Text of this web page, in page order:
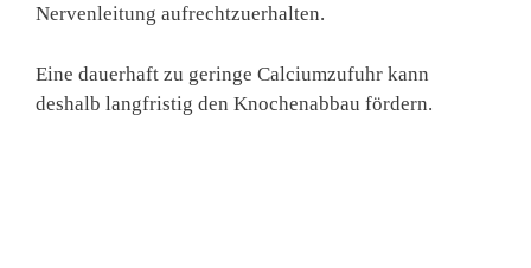
Nervenleitung aufrechtzuerhalten.
Eine dauerhaft zu geringe Calciumzufuhr kann
deshalb langfristig den Knochenabbau fördern.